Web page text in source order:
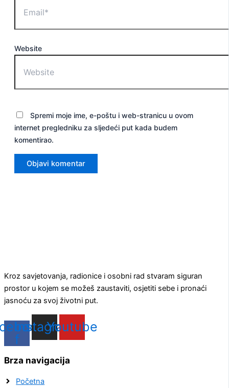
Website
Spremi moje ime, e-poštu i web-stranicu u ovom
internet pregledniku za sljedeći put kada budem
komentirao.
Kroz savjetovanja, radionice i osobni rad stvaram siguran
prostor u kojem se možeš zaustaviti, osjetiti sebe i pronaći
jasnoću za svoj životni put.
f
Instagram
Youtube
Brza navigacija
Početna